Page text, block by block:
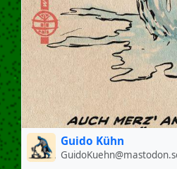
Guido Kühn